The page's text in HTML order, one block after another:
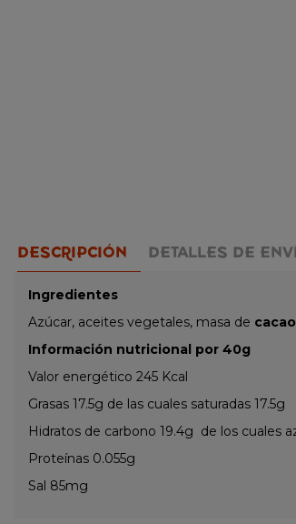
DESCRIPCIÓN DETALLES DE
Ingredientes
Azúcar, aceites vegetales, masa de cacao
Información nutricional por 40g
Valor energético 245 Kcal
Grasas 17.5g de las cuales saturadas 17.5g
Hidratos de carbono 19.4g de los cuales
Proteínas 0.055g
Sal 85mg